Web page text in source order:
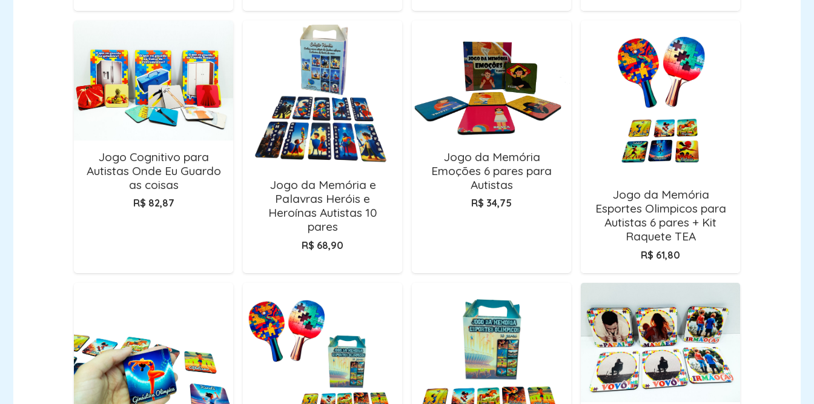
Jogo Cognitivo para
Autistas Onde Eu Guardo
as coisas
R$ 82,87
Jogo da Memória e
Palavras Heróis e
Heroínas Autistas 10
pares
R$ 68,90
Jogo da Memória
Emoções 6 pares para
Autistas
R$ 34,75
Jogo da Memória
Esportes Olimpicos para
Autistas 6 pares + Kit
Raquete TEA
R$ 61,80